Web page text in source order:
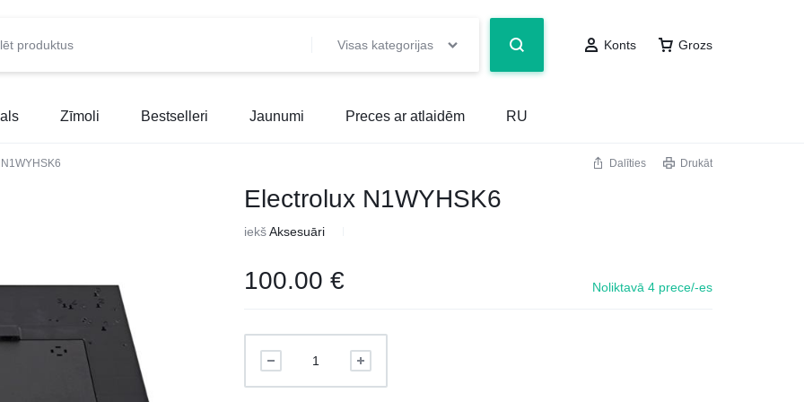
Visas kategorijas Konts Grozs
Zīmoli Bestselleri Jaunumi Preces ar atlaidēm RU
Dalīties Drukāt
Electrolux N1WYHSK6
iekšAksesuāri
100.00€ Noliktavā 4 prece/-es